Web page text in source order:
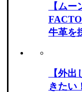
【ム
牛革を
【外
きたい